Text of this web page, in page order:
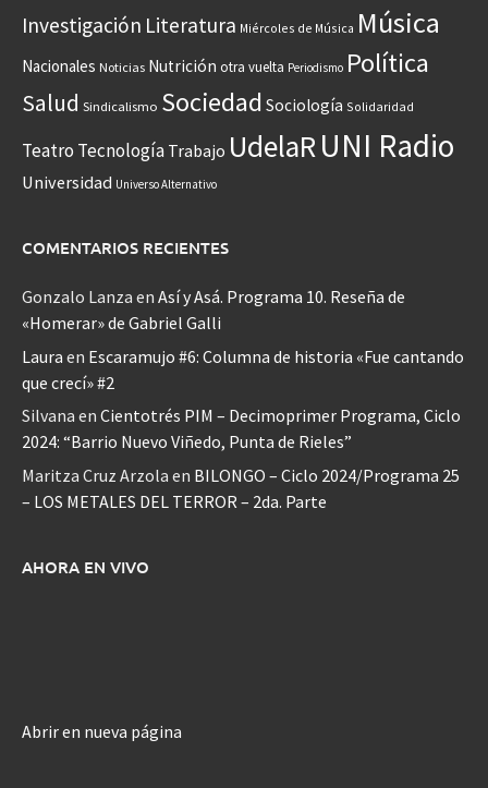
Investigación Literatura Miércoles de Música Música
Nacionales Noticias Nutrición otra vuelta Periodismo Política
Salud Sindicalismo Sociedad Sociología Solidaridad
Teatro Tecnología Trabajo UdelaRUNI Radio
Universidad Universo Alternativo
COMENTARIOS RECIENTES
Gonzalo Lanza en Así y Asá. Programa 10. Reseña de
«Homerar» de Gabriel Galli
Laura en Escaramujo #6: Columna de historia «Fue cantando
que crecí» #2
Silvana en Cientotrés PIM – Decimoprimer Programa, Ciclo
2024: “Barrio Nuevo Viñedo, Punta de Rieles”
Maritza Cruz Arzola en BILONGO – Ciclo 2024/Programa 25
– LOS METALES DEL TERROR – 2da. Parte
AHORA EN VIVO
Abrir en nueva página